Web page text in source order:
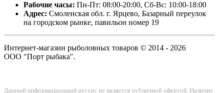
Рабочие часы: Пн-Пт: 08:00-20:00, Сб-Вс: 10:00-18:00
Адрес: Смоленская обл. г. Ярцево, Базарный переулок
на городском рынке, павильон номер 19
Интернет-магазин рыболовных товаров © 2014 - 2026
ООО "Порт рыбака".
Данный информационный ресурс не является публичной офертой. Наличие